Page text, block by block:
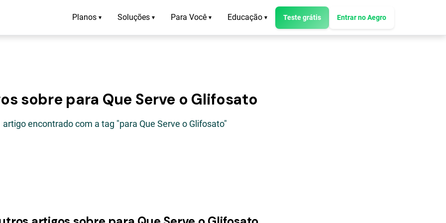
Planos ▾ Soluções ▾ Para Você ▾ Educação ▾ Teste grátis Entrar no Aegro
sobre para Que Serve o Glifosato
artigo encontrado com a tag "para Que Serve o Glifosato"